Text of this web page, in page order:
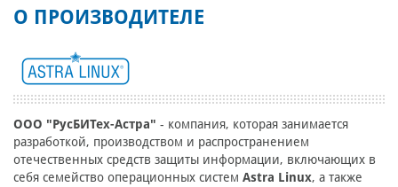
О ПРОИЗВОДИТЕЛЕ
ООО "РусБИТех-Астра" - компания, которая занимается
разработкой, производством и распространением
отечественных средств защиты информации, включающих в
себя семейство операционных систем Astra Linux, а также